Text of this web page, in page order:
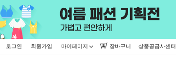
로그인 회원가입 마이페이지 장바구니 상품공급사센터